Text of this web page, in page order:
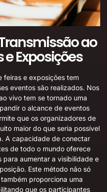
ao
Exposições
feiras e exposições tem
eventos são realizados. Nos
vivo tem se tornado uma
o alcance de eventos
que os organizadores de
maior do que seria possível
A capacidade de conectar
de todo o mundo oferece
aumentar a visibilidade e
Este método não só
proporciona uma
que os participantes